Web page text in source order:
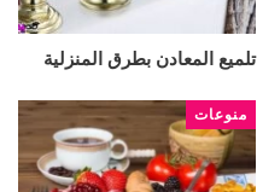
تلميع المعادن بطرق المنزلية
منوعات